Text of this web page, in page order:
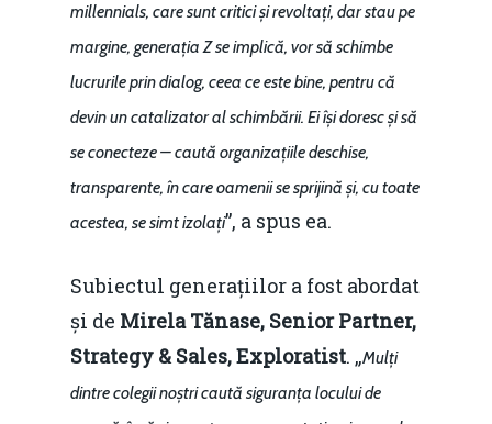
millennials, care sunt critici și revoltați, dar stau pe
margine, generația Z se implică, vor să schimbe
lucrurile prin dialog, ceea ce este bine, pentru că
devin un catalizator al schimbării. Ei își doresc și să
se conecteze – caută organizațiile deschise,
transparente, în care oamenii se sprijină și, cu toate
acestea, se simt izolați”, a spus ea.
Subiectul generațiilor a fost abordat
și de Mirela Tănase, Senior Partner,
Strategy & Sales, Exploratist. „Mulți
dintre colegii noștri caută siguranța locului de